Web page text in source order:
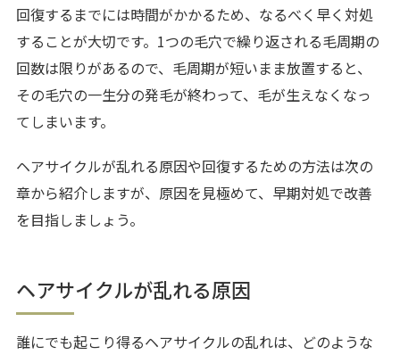
回復するまでには時間がかかるため、なるべく早く対処
することが大切です。1つの毛穴で繰り返される毛周期の
回数は限りがあるので、毛周期が短いまま放置すると、
その毛穴の一生分の発毛が終わって、毛が生えなくなっ
てしまいます。
ヘアサイクルが乱れる原因や回復するための方法は次の
章から紹介しますが、原因を見極めて、早期対処で改善
を目指しましょう。
ヘアサイクルが乱れる原因
誰にでも起こり得るヘアサイクルの乱れは、どのような